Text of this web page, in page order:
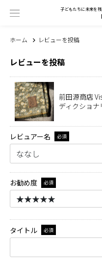
子どもたちに未来を
ホーム レビューを投稿
レビューを投稿
前田源商店
ディクショ
レビュアー名 必須
お勧め度 必須
タイトル 必須